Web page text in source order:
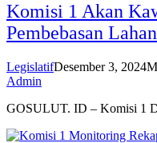
Komisi 1 Akan
Pembebasan
LegislatifDesember 3, 2024
Admin
GOSULUT. ID – Komisi 1